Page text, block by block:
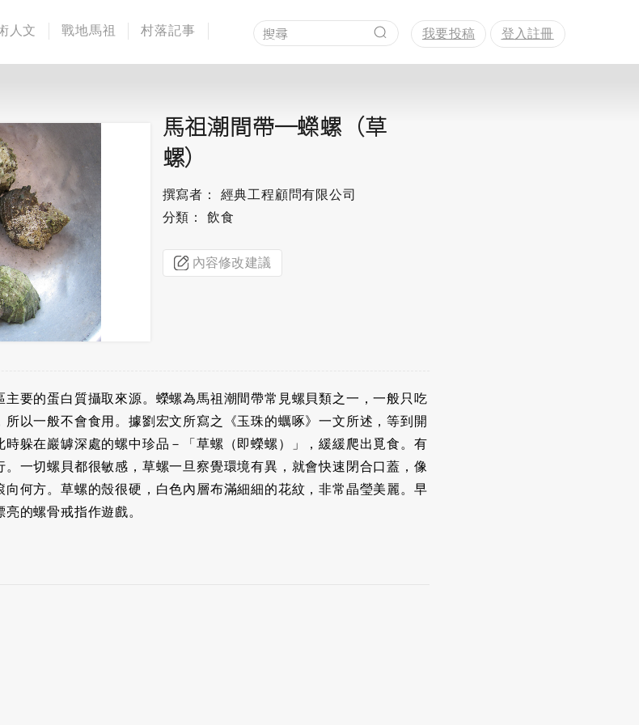
人文 戰地馬祖 村落記事 我要投稿 登入註冊
馬祖潮間帶─蠑螺（草
螺）
撰寫者： 經典工程顧問有限公司
分類： 飲食
內容修改建議
要的蛋白質攝取來源。蠑螺為馬祖潮間帶常見螺貝類之一，一般只吃
以一般不會食用。據劉宏文所寫之《玉珠的蠣啄》一文所述，等到開
躲在巖罅深處的螺中珍品－「草螺（即蠑螺）」，緩緩爬出覓食。有
一切螺貝都很敏感，草螺一旦察覺環境有異，就會快速閉合口蓋，像
何方。草螺的殼很硬，白色內層布滿細細的花紋，非常晶瑩美麗。早
的螺骨戒指作遊戲。